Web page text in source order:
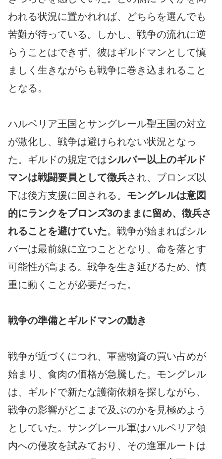
われる状況に置かれれば、どちらを選んでも
苦難が待っている。しかし、戦争の流れに逆
らうことはできず、彼はギルドマンとして慎
ましく生きながらも戦争に巻き込まれること
となる。
ハルペリア王国とサングレール聖王国の対立
が激化し、戦争は避けられない状況となっ
た。ギルドの規定ではシルバー以上のギルド
マンは戦闘要員として徴兵され、ブロンズ以
下は後方支援に回される。 モングレルは意図
的にランクをブロンズ3のままに留め、徴兵さ
れることを避けていた。戦争が始まればシル
バーは最前線に立つこととなり、命を落とす
可能性が高まる。戦争を生き延びるため、慎
重に動くことが必要だった。
戦争の準備とギルドマンの動き
戦争が近づくにつれ、軍需物資の買い占めが
始まり、食肉の価格が急騰した。モングレル
は、ギルドで新たな護衛依頼を探しながら、
戦争の影響がどこまで及ぶのかを見極めよう
としていた。サングレール軍はハルペリア領
内への侵攻を試みており、その進軍ルートは